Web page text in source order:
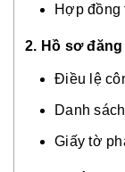
Hợp đồng
2. Hồ sơ
Điều lệ
Danh
Giấy tờ